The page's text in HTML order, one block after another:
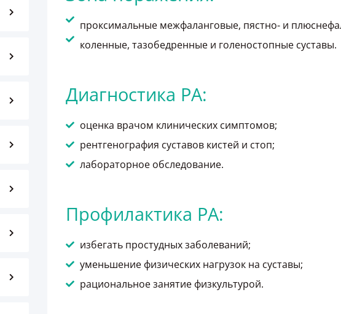
проксимальные межфаланговые, пястно- и
коленные, тазобедренные и голеностопные суставы.
Диагностика РА:
оценка врачом клинических симптомов;
рентгенография суставов кистей и стоп;
лабораторное обследование.
Профилактика РА:
избегать простудных заболеваний;
уменьшение физических нагрузок на суставы;
рациональное занятие физкультурой.